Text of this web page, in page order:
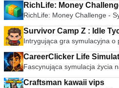
RichLife: Money
RichLife: Money Challenge -
Survivor Camp Z : Idle
Intrygująca gra symulacyjna o
CareerClicker Life
Fascynująca symulacja życia
Craftsman kawaii vips